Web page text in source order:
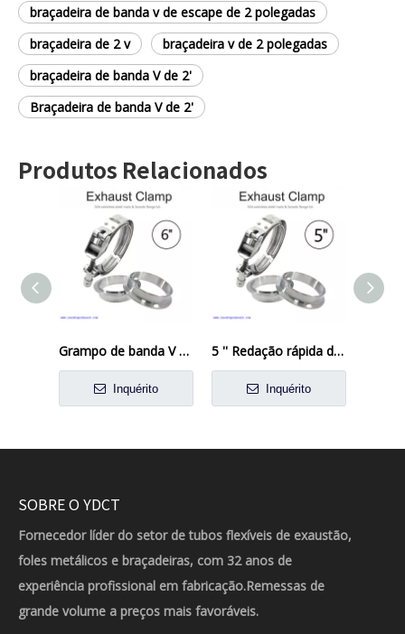
braçadeira de banda v de escape de 2 polegadas
braçadeira de 2 v
braçadeira v de 2 polegadas
braçadeira de banda V de 2'
Braçadeira de banda V de 2'
Produtos Relacionados
Grampo de banda V 6 polegadas com 304 flanges de aço inoxidável Kit de flange em banda em V
Inquérito
5 '' Redação rápida de escape de escape de grampo em V ROWPRIPE 304 MAIO ATENAGILENTE MACHOME
Inquérito
SOBRE O YDCT
Fornecedor líder do setor de tubos flexíveis de exaustão,
foles metálicos e braçadeiras, com 32 anos de
experiência profissional em fabricação.Remessas de
grande volume a preços mais favoráveis.